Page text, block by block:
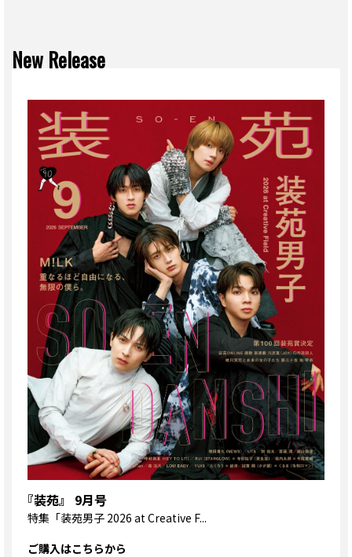
New Release
『装苑』 9月号
特集 「装苑男子 2026 at Creative F...
ご購入はこちらから